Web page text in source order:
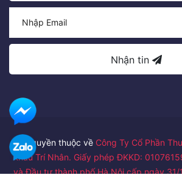
Nhận tin
Bản quyền thuộc về Công Ty Cổ Phần
Khẩu Trí Nhân. Giấy phép ĐKKD:
và Đầu tư thành phố Hà Nội cấp ngày